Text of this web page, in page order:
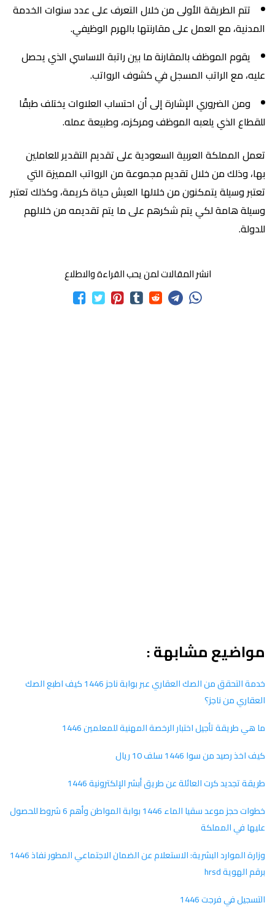
تتم الطريقة الأولى من خلال التعرف على عدد سنوات الخدمة
المدنية، مع العمل على مقارنتها بالهرم الوظيفي.
يقوم الموظف بالمقارنة ما بين راتبة الاساسي الذي يحصل
عليه، مع الراتب المسجل في كشوف الرواتب.
ومن الضروري الإشارة إلى أن احتساب العلاوات يختلف طبقًا
للقطاع الذي يلعبه الموظف ومركزه، وطبيعة عمله.
تعمل المملكة العربية السعودية على تقديم التقدير للعاملين
بها، وذلك من خلال تقديم مجموعة من الرواتب المميزة التي
تعتبر وسيلة يتمكنون من خلالها العيش حياة كريمة، وكذلك تعتبر
وسيلة هامة لكي يتم شكرهم على ما يتم تقديمه من خلالهم
للدولة.
انشر المقالات لمن يحب القراءة والاطلاع
مواضيع مشابهة :
خدمة التحقق من الصك العقاري عبر بوابة ناجز 1446 كيف اطبع الصك
العقاري من ناجز؟
ما هي طريقة تأجيل اختبار الرخصة المهنية للمعلمين 1446
كيف اخذ رصيد من سوا 1446 سلف 10 ريال
طريقة تجديد كرت العائلة عن طريق أبشر الإلكترونية 1446
خطوات حجز موعد سقيا الماء 1446 بوابة المواطن وأهم 6 شروط للحصول
عليها في المملكة
وزارة الموارد البشرية: الاستعلام عن الضمان الاجتماعي المطور نفاذ 1446
برقم الهوية hrsd
التسجيل في فرجت 1446